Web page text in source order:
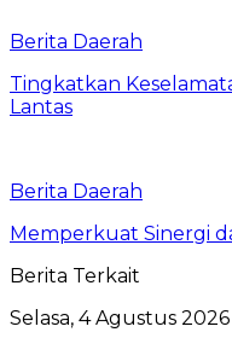
Berita Daerah
Tingkatkan
Lantas
Berita Daerah
Memperkuat Sinergi
Berita Terkait
Selasa, 4 Agustus 2026